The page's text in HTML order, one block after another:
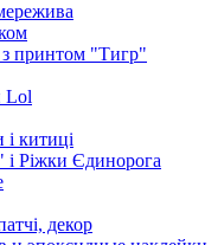
з принтом "Тигр"
Lol
китиці
Ріжки Єдинорога
декор